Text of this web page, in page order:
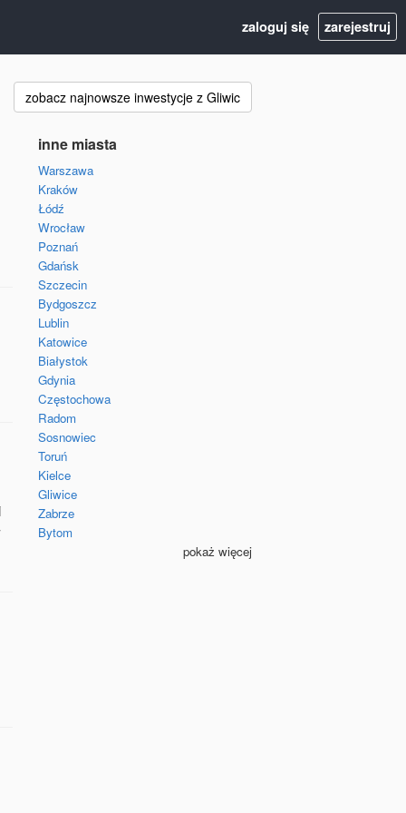
zaloguj się zarejestruj
zobacz najnowsze inwestycje z Gliwic
inne miasta
Warszawa
Kraków
Łódź
Wrocław
Poznań
Gdańsk
Szczecin
Bydgoszcz
Lublin
Katowice
Białystok
Gdynia
Częstochowa
Radom
Sosnowiec
Toruń
Kielce
Gliwice
Zabrze
Bytom
pokaż więcej